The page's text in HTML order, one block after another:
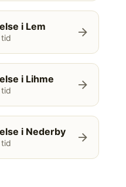
i Lem arrow_forward
i Lihme arrow_forward
i Nederby arrow_forward